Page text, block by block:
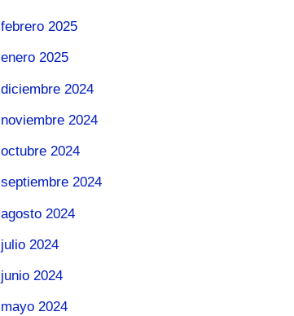
febrero 2025
enero 2025
diciembre 2024
noviembre 2024
octubre 2024
septiembre 2024
agosto 2024
julio 2024
junio 2024
mayo 2024